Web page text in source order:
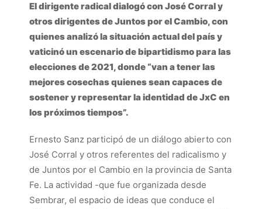
El dirigente radical dialogó con José Corral y
otros dirigentes de Juntos por el Cambio, con
quienes analizó la situación actual del país y
vaticinó un escenario de bipartidismo para las
elecciones de 2021, donde “van a tener las
mejores cosechas quienes sean capaces de
sostener y representar la identidad de JxC en
los próximos tiempos”.
Ernesto Sanz participó de un diálogo abierto con
José Corral y otros referentes del radicalismo y
de Juntos por el Cambio en la provincia de Santa
Fe. La actividad -que fue organizada desde
Sembrar, el espacio de ideas que conduce el